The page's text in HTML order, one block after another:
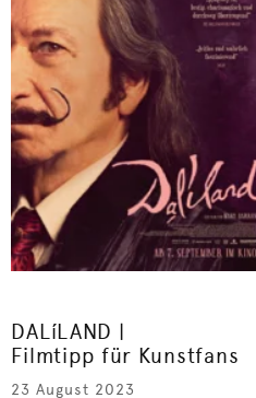
DALíLAND |
Filmtipp für Kunstfans
23 August 2023